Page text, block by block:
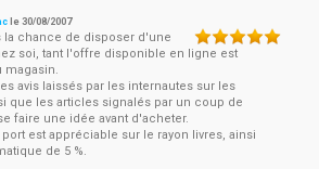
le30/08/2007
la chance de disposer d'une
soi, tant l'offre disponible en ligne est
magasin.
avis laissés par les internautes sur les
que les articles signalés par un coup de
faire une idée avant d'acheter.
est appréciable sur le rayon livres, ainsi
de 5 %.